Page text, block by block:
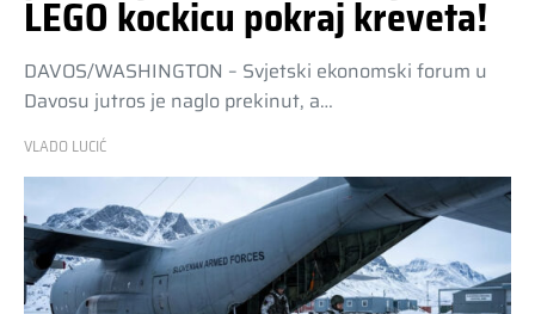
LEGO kockicu pokraj kreveta!
DAVOS/WASHINGTON – Svjetski ekonomski forum u
Davosu jutros je naglo prekinut, a…
VLADO LUCIĆ